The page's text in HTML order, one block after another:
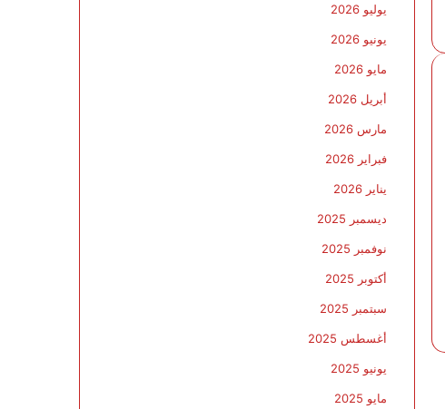
يوليو 2026
يونيو 2026
مايو 2026
أبريل 2026
مارس 2026
فبراير 2026
يناير 2026
ديسمبر 2025
نوفمبر 2025
أكتوبر 2025
سبتمبر 2025
أغسطس 2025
يونيو 2025
مايو 2025